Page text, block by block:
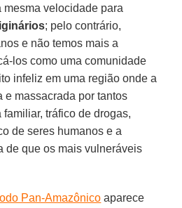
mesma velocidade para
; pelo contrário,
e não temos mais a
los como uma comunidade
infeliz em uma região onde a
e massacrada por tantos
tráfico de drogas,
de seres humanos e a
de que os mais vulneráveis
Pan-Amazônico aparece